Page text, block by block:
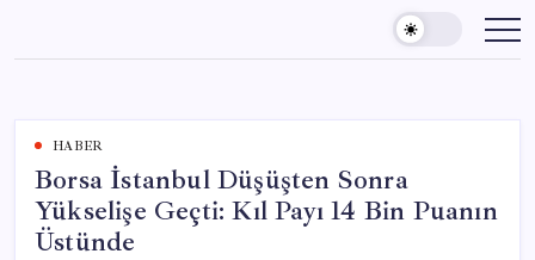
content
HABER
Borsa İstanbul Düşüşten Sonra
Yükselişe Geçti: Kıl Payı 14 Bin Puanın
Üstünde